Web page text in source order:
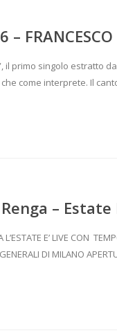
–
il primo singolo estratto
come interprete. Il
– Estate
L’ESTATE E’ LIVE CON
DI MILANO